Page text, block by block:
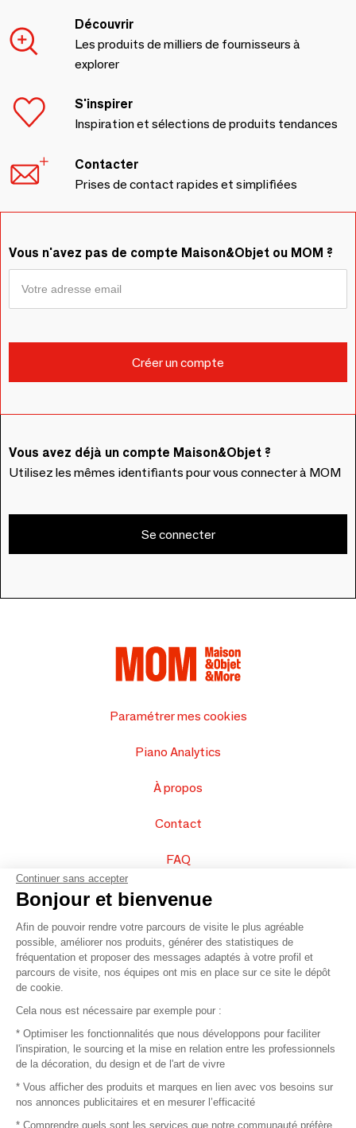
Découvrir
Les produits de milliers de fournisseurs à
explorer
S'inspirer
Inspiration et sélections de produits tendances
Contacter
Prises de contact rapides et simplifiées
Vous n'avez pas de compte Maison&Objet ou MOM ?
Vous avez déjà un compte Maison&Objet ?
Utilisez les mêmes identifiants pour vous connecter à MOM
Se connecter
Paramétrer mes cookies
Piano Analytics
À propos
Contact
FAQ
Vendez vos produits
Plan du site
© 2016 –Organisation SAFI
Recrutement
Continuer sans accepter
Bonjour et bienvenue
Afin de pouvoir rendre votre parcours de visite le plus agréable
possible, améliorer nos produits, générer des statistiques de
fréquentation et proposer des messages adaptés à votre profil et
parcours de visite, nos équipes ont mis en place sur ce site le dépôt
de cookie.
Cela nous est nécessaire par exemple pour :
* Optimiser les fonctionnalités que nous développons pour faciliter
l'inspiration, le sourcing et la mise en relation entre les professionnels
de la décoration, du design et de l'art de vivre
* Vous afficher des produits et marques en lien avec vos besoins sur
nos annonces publicitaires et en mesurer l’efficacité
* Comprendre quels sont les services que notre communauté préfère